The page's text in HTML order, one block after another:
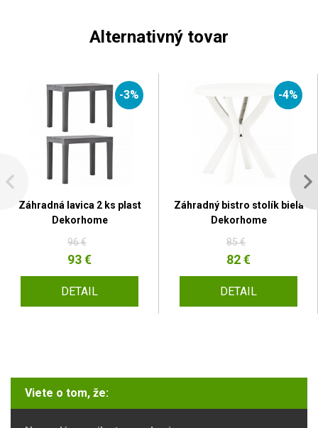
Alternativný tovar
-3%
Záhradná lavica 2 ks plast
Dekorhome
96 €
93 €
DETAIL
-4%
Záhradný bistro stolík biela
Dekorhome
85 €
82 €
DETAIL
Viete o tom, že: